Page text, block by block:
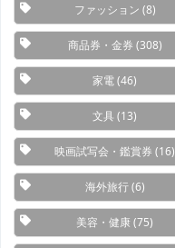
ファッション (8)
商品券・金券 (308)
家電(46)
文具 (13)
映画試写会・鑑賞券 (16)
海外旅行(6)
美容・健康(75)